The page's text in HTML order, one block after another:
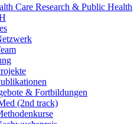
Care Research & Public Health
& Fortbildungen
(2nd track)